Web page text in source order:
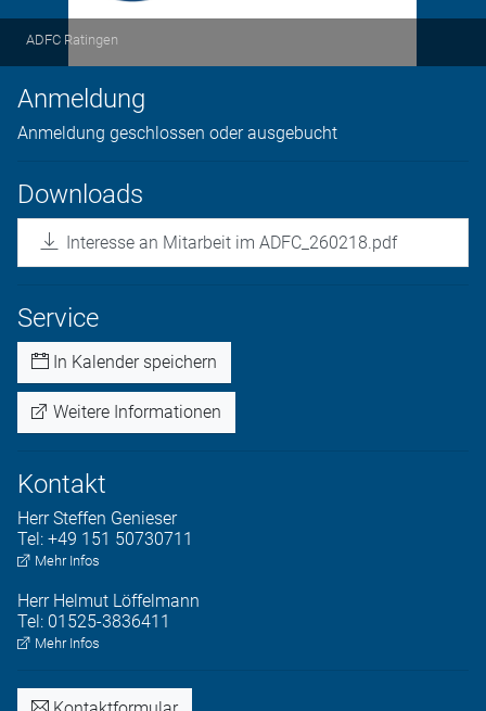
ADFC Ratingen
Anmeldung
Anmeldung geschlossen oder ausgebucht
Downloads
Interesse an Mitarbeit im ADFC_260218.pdf
Service
In Kalender speichern
Weitere Informationen
Kontakt
Herr Steffen Genieser
Tel: +49 151 50730711
Mehr Infos
Herr Helmut Löffelmann
Tel: 01525-3836411
Mehr Infos